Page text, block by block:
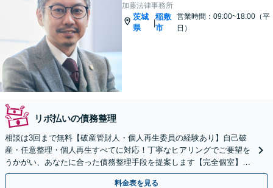
加藤法律事務所
茨城
県
|
稲敷
市
営業時間：09:00~18:00（平
日）
リボ払いの債務整理
相談は3回まで無料【破産管財人・個人再生委員の経験あり】自己破
産・任意整理・個人再生すべてに対応！丁寧なヒアリングでご要望を
うかがい、あなたに合った債務整理手段を提案します【完全個室】法
人・個人事業者の破産もご相談ください
料金表を見る